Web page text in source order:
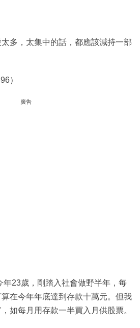
多，太集中的話，都應該減持一部
）
廣告
年23歲，剛踏入社會做野半年，每
在今年年底達到存款十萬元。但我
如每月用存款一半買入月供股票。